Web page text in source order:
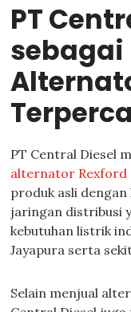
PT
PT Central Diesel
alternator Rexford
produk asli
jaringan distribusi
kebutuhan listrik
Jayapura serta
Selain menjual